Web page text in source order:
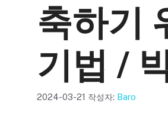
축하기
기법 /
2024-03-21 작성자: Baro